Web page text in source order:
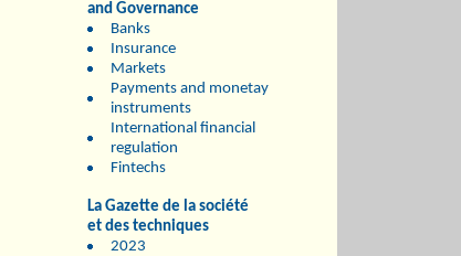
and Governance
Banks
Insurance
Markets
Payments and monetay
instruments
International financial
regulation
Fintechs
La Gazette de la société
et des techniques
2023